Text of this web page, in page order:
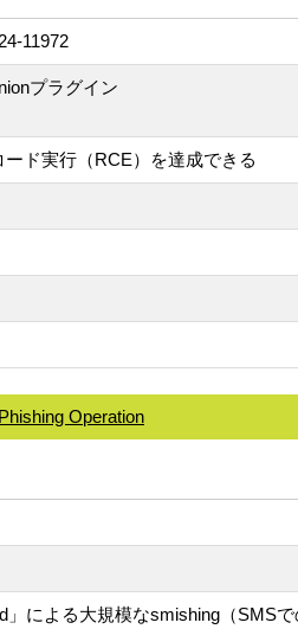
11972
プラグイン
ド実行（RCE）を達成できる
Operation
による大規模なsmishing（SMS